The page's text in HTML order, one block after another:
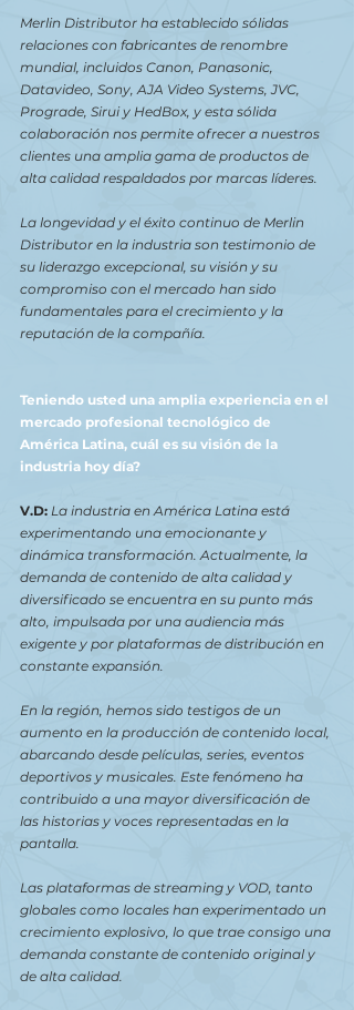
Merlin Distributor ha establecido sólidas
relaciones con fabricantes de renombre
mundial, incluidos Canon, Panasonic,
Datavideo, Sony, AJA Video Systems, JVC,
Prograde, Sirui y HedBox, y esta sólida
colaboración nos permite ofrecer a nuestros
clientes una amplia gama de productos de
alta calidad respaldados por marcas líderes.
La longevidad y el éxito continuo de Merlin
Distributor en la industria son testimonio de
su liderazgo excepcional, su visión y su
compromiso con el mercado han sido
fundamentales para el crecimiento y la
reputación de la compañía.
Teniendo usted una amplia experiencia en el
mercado profesional tecnológico de
América Latina, cuál es su visión de la
industria hoy día?
V.D: La industria en América Latina está
experimentando una emocionante y
dinámica transformación. Actualmente, la
demanda de contenido de alta calidad y
diversificado se encuentra en su punto más
alto, impulsada por una audiencia más
exigente y por plataformas de distribución en
constante expansión.
En la región, hemos sido testigos de un
aumento en la producción de contenido local,
abarcando desde películas, series, eventos
deportivos y musicales. Este fenómeno ha
contribuido a una mayor diversificación de
las historias y voces representadas en la
pantalla.
Las plataformas de streaming y VOD, tanto
globales como locales han experimentado un
crecimiento explosivo, lo que trae consigo una
demanda constante de contenido original y
de alta calidad.